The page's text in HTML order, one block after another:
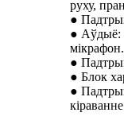
руху,
●
● Аўдыё:
мікрафон.
●
● Блок
●